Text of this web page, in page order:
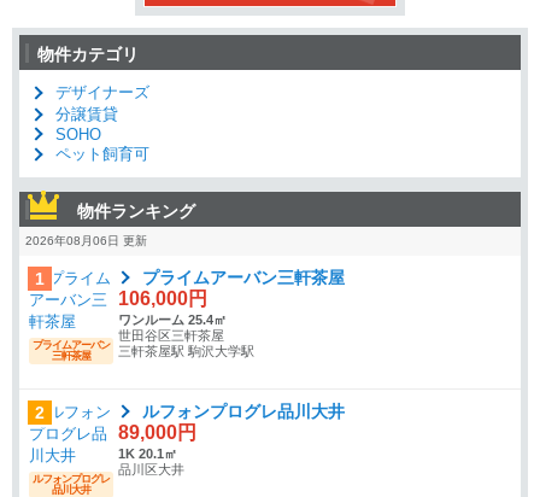
物件カテゴリ
デザイナーズ
分譲賃貸
SOHO
ペット飼育可
物件ランキング
2026年08月06日 更新
1
プライムアーバン
三軒茶屋
プライムアーバン三軒茶屋
106,000円
ワンルーム 25.4㎡
世田谷区三軒茶屋
三軒茶屋駅 駒沢大学駅
2
ルフォンプログレ
品川大井
ルフォンプログレ品川大井
89,000円
1K 20.1㎡
品川区大井